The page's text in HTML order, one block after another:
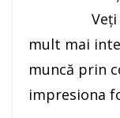
mult mai
muncă prin
impresiona